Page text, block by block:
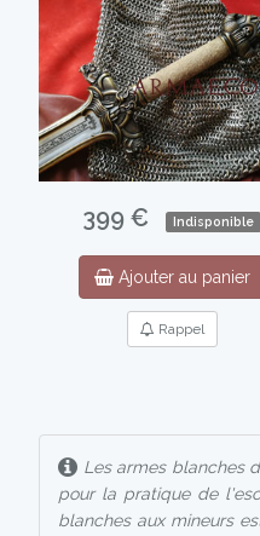
399 € Indisponible
Ajouter au panier
Rappel
Les armes blanches
pour la pratique de
blanches aux mineurs